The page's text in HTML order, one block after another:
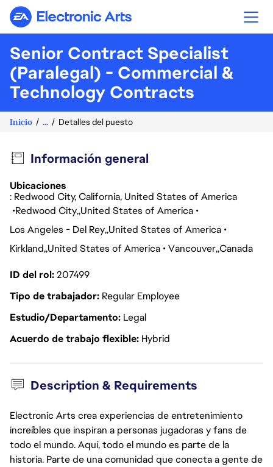
Electronic Arts
Senior Contract Specialist
(Paralegal) - Commercial &
Technology Contracts
Inicio ... Detalles del puesto
Información general
Ubicaciones
: Redwood City, California, United States of America
Redwood City United States of America
Los Angeles - Del Rey United States of America
Kirkland United States of America Vancouver Canada
ID del rol207499
Tipo de trabajador Regular Employee
Estudio/Departamento Legal
Acuerdo de trabajo flexible Hybrid
Description & Requirements
Electronic Arts crea experiencias de entretenimiento
increíbles que inspiran a personas jugadoras y fans de
todo el mundo. Aquí, todo el mundo es parte de la
historia. Parte de una comunidad que conecta a gente de